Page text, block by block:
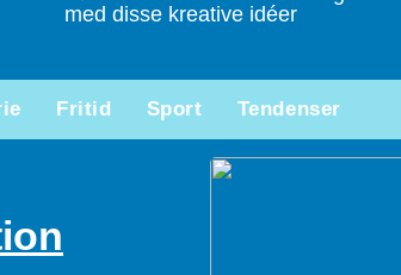
med disse kreative idéer
Fritid Sport Tendenser